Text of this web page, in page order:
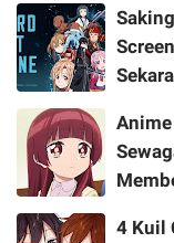
4 Kuil